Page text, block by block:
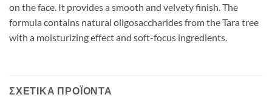
on the face. It provides a smooth and velvety finish. The
formula contains natural oligosaccharides from the Tara tree
with a moisturizing effect and soft-focus ingredients.
ΣΧΕΤΙΚΆ ΠΡΟΪΌΝΤΑ